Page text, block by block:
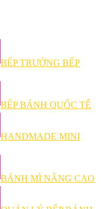
BẾP TRƯỞNG BẾP
BẾP BÁNH QUỐC TẾ
HANDMADE MINI
BÁNH MÌ NÂNG CAO